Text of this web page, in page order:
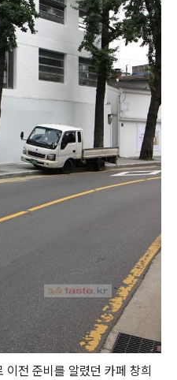
전 준비를 알렸던 카페 창희